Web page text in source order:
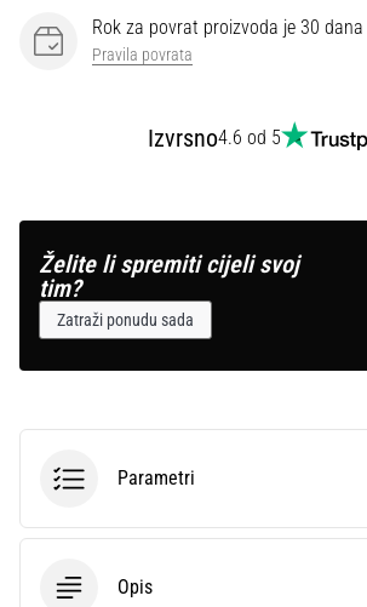
Rok za povrat proizvoda je 30 dana
Pravila povrata
Izvrsno4.6 od 5
Želite li spremiti cijeli svoj
tim?
Zatraži ponudu sada
Parametri
Opis